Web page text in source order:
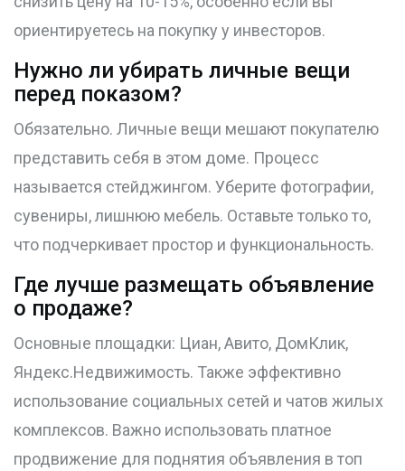
ориентируетесь на покупку у инвесторов.
Нужно ли убирать личные вещи
перед показом?
Обязательно. Личные вещи мешают покупателю
представить себя в этом доме. Процесс
называется стейджингом. Уберите фотографии,
сувениры, лишнюю мебель. Оставьте только то,
что подчеркивает простор и функциональность.
Где лучше размещать объявление
о продаже?
Основные площадки: Циан, Авито, ДомКлик,
Яндекс.Недвижимость. Также эффективно
использование социальных сетей и чатов жилых
комплексов. Важно использовать платное
продвижение для поднятия объявления в топ